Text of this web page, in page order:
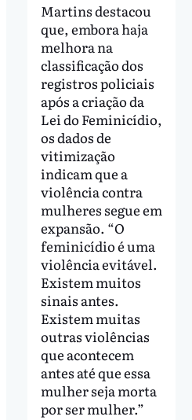
Martins destacou
que, embora haja
melhora na
classificação dos
registros policiais
após a criação da
Lei do Feminicídio,
os dados de
vitimização
indicam que a
violência contra
mulheres segue em
expansão. “O
feminicídio é uma
violência evitável.
Existem muitos
sinais antes.
Existem muitas
outras violências
que acontecem
antes até que essa
mulher seja morta
por ser mulher.”